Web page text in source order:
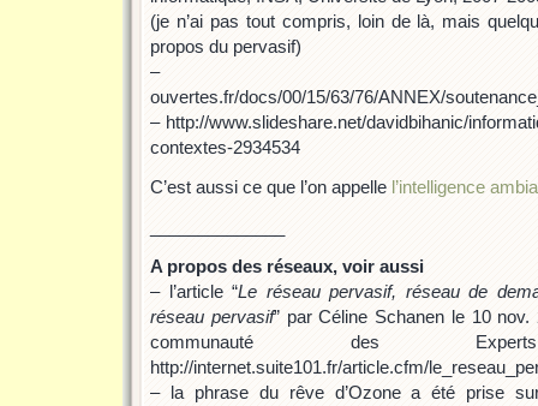
(je n’ai pas tout compris, loin de là, mais
propos du pervasif)
– http://
ouvertes.fr/docs/00/15/63/76/ANNEX/
– http://www.slideshare.net/davidbihanic/
contextes-2934534
C’est aussi ce que l’on appelle l’intelligence
A propos des réseaux, voir aussi
– l’article “Le réseau pervasif, réseau de
réseau pervasif” par Céline Schanen le 10
communauté des
http://internet.suite101.fr/article.cfm/
– la phrase du rêve d’Ozone a été prise sur